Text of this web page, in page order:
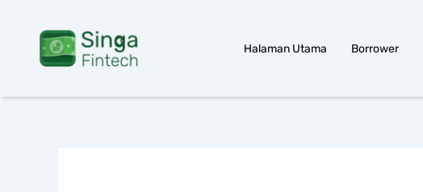
content
Halaman Utama Borrower